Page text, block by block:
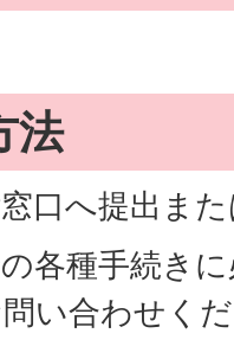
法
口へ提出ま
各種手続き
い合わせくだ